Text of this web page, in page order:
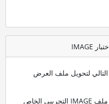
لتحويل ملف العرض
تحويل IMAGE إلى TCR باستخدام ملف IMAGE التجريبي الخاص